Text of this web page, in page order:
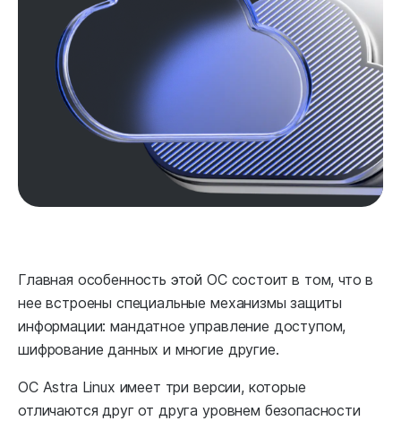
Главная особенность этой ОС состоит в том, что в
нее встроены специальные механизмы защиты
информации: мандатное управление доступом,
шифрование данных и многие другие.
ОС Astra Linux имеет три версии, которые
отличаются друг от друга уровнем безопасности